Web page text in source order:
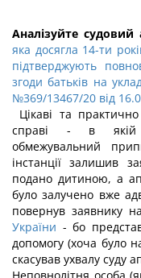
Аналізуйте судовий
яка досягла 14-ти
підтверджують
згоди батьків на
№369/13467/20 від
Цікаві та
справі - в якій
обмежувальний
інстанції залишив
подано дитиною, а
було залучено вже
повернув заявнику
України - бо
допомогу (хоча було
скасував ухвалу суду